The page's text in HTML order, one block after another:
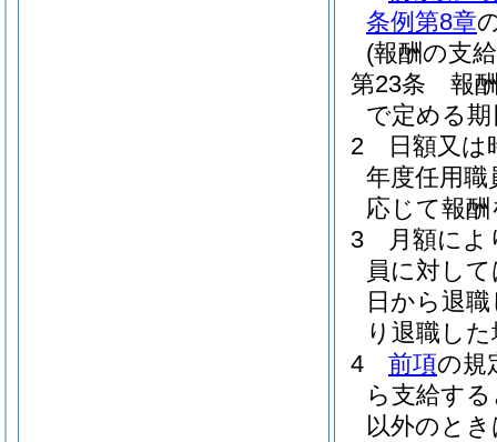
条例第8章
(報酬の支
第23条
報
で定める
2
日額又
年度任用
応じて報
3
月額に
員に対し
日から退
り退職し
4
前項の規
ら支給す
以外のと